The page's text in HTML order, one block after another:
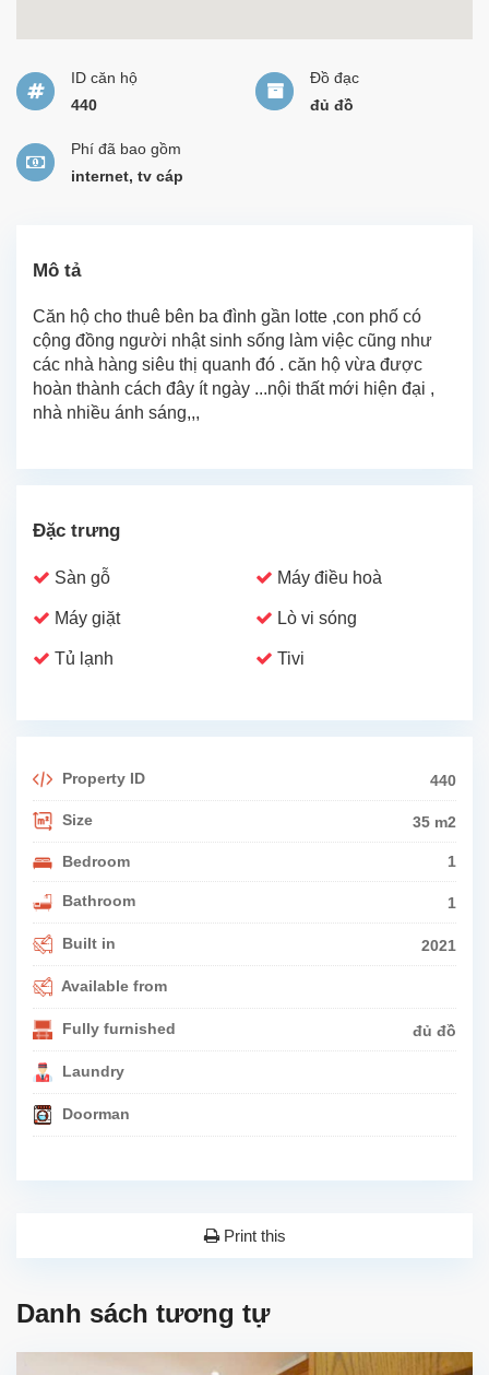
ID căn hộ
440
Đồ đạc
đủ đồ
Phí đã bao gồm
internet, tv cáp
Mô tả
Căn hộ cho thuê bên ba đình gần lotte ,con phố có
cộng đồng người nhật sinh sống làm việc cũng như
các nhà hàng siêu thị quanh đó . căn hộ vừa được
hoàn thành cách đây ít ngày ...nội thất mới hiện đại ,
nhà nhiều ánh sáng,,,
Đặc trưng
Sàn gỗ Máy điều hoà
Máy giặt Lò vi sóng
Tủ lạnh Tivi
Property ID 440
Size 35 m2
Bedroom 1
Bathroom 1
Built in 2021
Available from
Fully furnished đủ đồ
Laundry
Doorman
Print this
Danh sách tương tự